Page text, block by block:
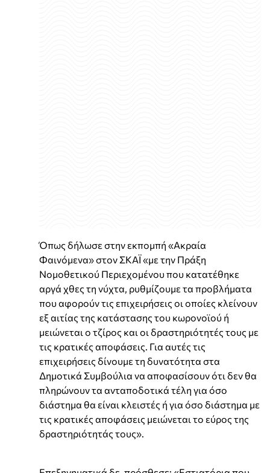
Όπως δήλωσε στην εκπομπή «Ακραία
Φαινόμενα» στον ΣΚΑΪ «με την Πράξη
Νομοθετικού Περιεχομένου που κατατέθηκε
αργά χθες τη νύχτα, ρυθμίζουμε τα προβλήματα
που αφορούν τις επιχειρήσεις οι οποίες κλείνουν
εξ αιτίας της κατάστασης του κωρονοϊού ή
μειώνεται ο τζίρος και οι δραστηριότητές τους με
τις κρατικές αποφάσεις. Για αυτές τις
επιχειρήσεις δίνουμε τη δυνατότητα στα
Δημοτικά Συμβούλια να αποφασίσουν ότι δεν θα
πληρώνουν τα ανταποδοτικά τέλη για όσο
διάστημα θα είναι κλειστές ή για όσο διάστημα με
τις κρατικές αποφάσεις μειώνεται το εύρος της
δραστηριότητάς τους».